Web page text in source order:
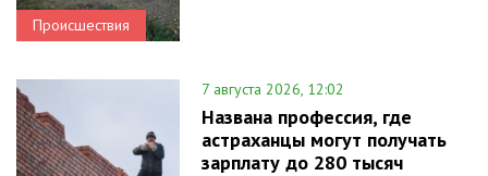
Происшествия
7 августа 2026, 12:02
Названа профессия, где
астраханцы могут получать
зарплату до 280 тысяч